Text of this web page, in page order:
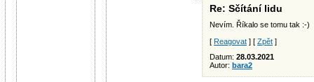
Re: Sčítání lidu
Nevím. Říkalo se tomu tak :-)
[ Reagovat ] [ Zpět ]
Datum: 28.03.2021
Autor: bara2